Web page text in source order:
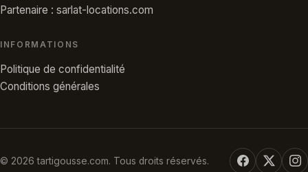
Partenaire : sarlat-locations.com
INFORMATIONS
Politique de confidentialité
Conditions générales
© 2026 tartigousse.com. Tous droits réservés.